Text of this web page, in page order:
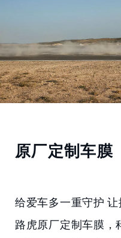
原厂定制车膜
给爱车多一重守护
路虎原厂定制车膜，